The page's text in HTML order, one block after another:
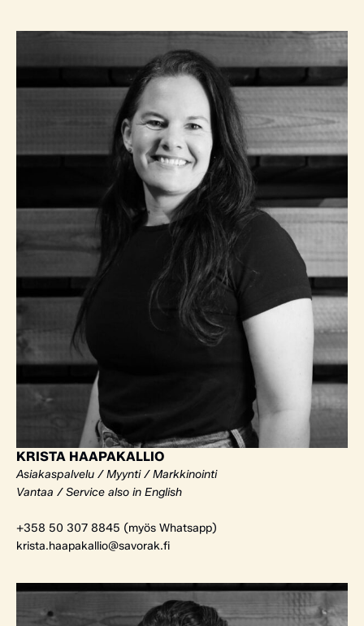
KRISTA HAAPAKALLIO
Asiakaspalvelu / Myynti / Markkinointi
Vantaa / Service also in English
+358 50 307 8845 (myös Whatsapp)
krista.haapakallio@savorak.fi